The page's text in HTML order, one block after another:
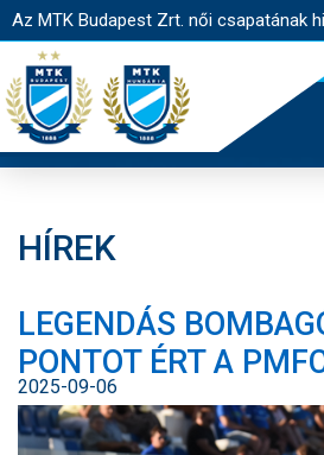
Az MTK Budapest Zrt. női csapatának
JEGYÉRTÉKESÍTÉS
EGYESÜLET
NYITÓLAP
HÍREK
LEGENDÁS
PONTOT ÉRT A
2025-09-06